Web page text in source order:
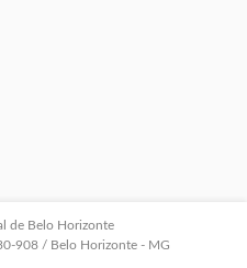
de Belo Horizonte
908 / Belo Horizonte - MG